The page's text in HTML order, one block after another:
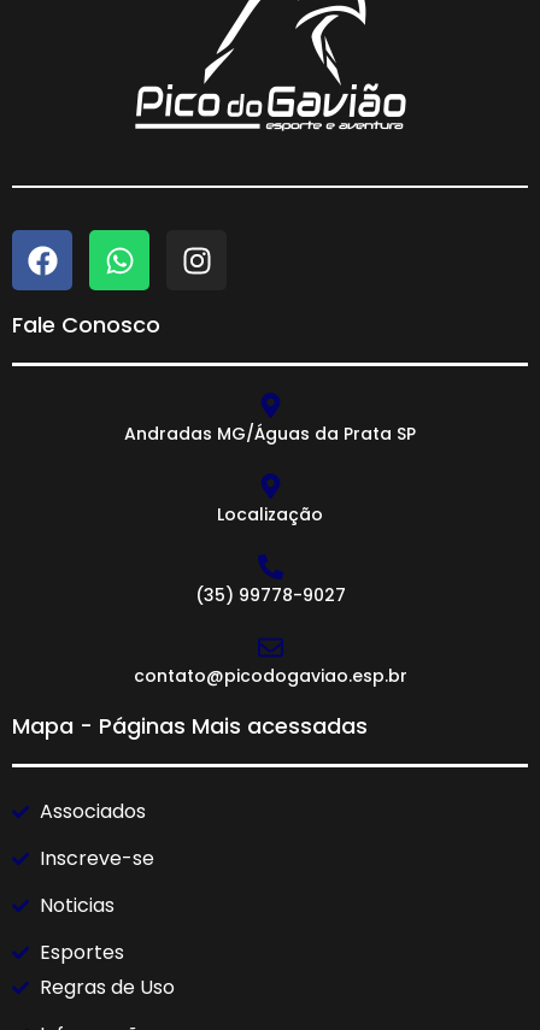
Fale Conosco
Andradas MG/Águas da Prata SP
Localização
(35) 99778-9027
contato@picodogaviao.esp.br
Mapa - Páginas Mais acessadas
Associados
Inscreve-se
Noticias
Esportes
Regras de Uso